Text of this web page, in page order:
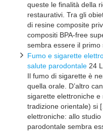
queste le finalità della
restaurativi. Tra gli
di resine composite
compositi BPA-free
sembra essere il primo
Fumo e sigarette
salute parodontale 24
Il fumo di sigarette è
quella orale. D’altro
sigarette elettroniche
tradizione orientale) si
elettroniche: allo studio
parodontale sembra